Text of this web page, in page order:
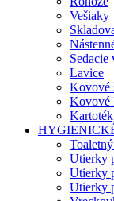
Vešiaky
Sedacie
Lavice
Kovové
Kovové
Utierky
Utierky
Utierky